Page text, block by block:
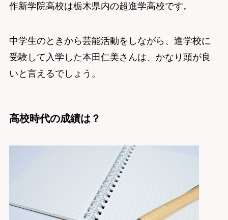
作新学院高校は栃木県内の超進学高校です。
中学生のときから芸能活動をしながら、進学校に
受験して入学した本田仁美さんは、かなり頭が良
いと言えるでしょう。
高校時代の成績は？